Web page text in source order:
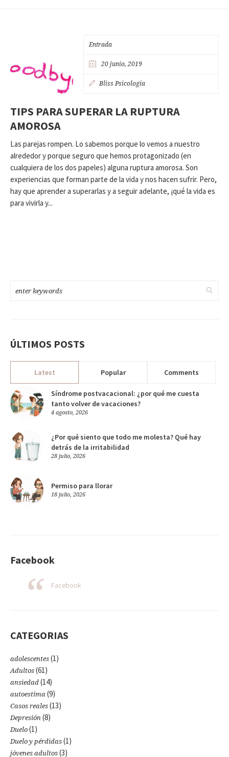
Entrada
20 junio, 2019
Bliss Psicología
TIPS PARA SUPERAR LA RUPTURA
AMOROSA
Las parejas rompen. Lo sabemos porque lo vemos a nuestro
alrededor y porque seguro que hemos protagonizado (en
cualquiera de los dos papeles) alguna ruptura amorosa. Son
experiencias que forman parte de la vida y nos hacen sufrir. Pero,
hay que aprender a superarlas y a seguir adelante, ¡qué la vida es
para vivirla y...
ÚLTIMOS POSTS
Latest Popular Comments
Síndrome postvacacional: ¿por qué me cuesta
tanto volver de vacaciones?
4 agosto, 2026
¿Por qué siento que todo me molesta? Qué hay
detrás de la irritabilidad
28 julio, 2026
Permiso para llorar
18 julio, 2026
Facebook
Facebook
CATEGORIAS
adolescentes (1)
Adultos (61)
ansiedad (14)
autoestima (9)
Casos reales (13)
Depresión (8)
Duelo (1)
Duelo y pérdidas (1)
jóvenes adultos (3)